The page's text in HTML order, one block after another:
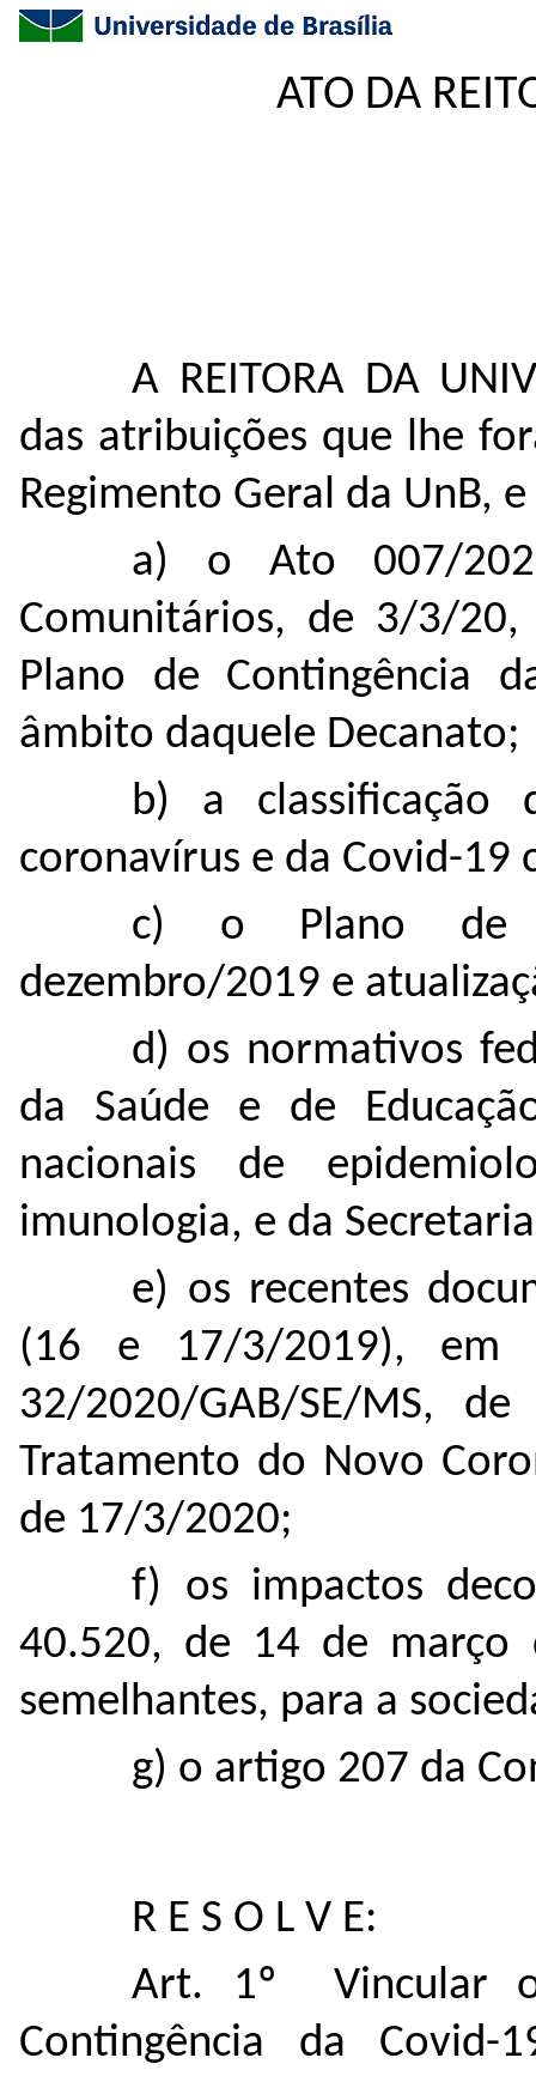
ATO DA
A REITORA DA
das atribuições que lhe
Regimento Geral da UnB,
a) o Ato 007/
Comunitários, de 3/3/
Plano de Contingência
âmbito daquele Decanato;
b) a classificação
coronavírus e da Covid-19
c) o Plano de
dezembro/2019 e
d) os normativos
da Saúde e de
nacionais de
imunologia, e da
e) os recentes
(16 e 17/3/2019), em
32/2020/GAB/SE/MS,
Tratamento do Novo
de 17/3/2020;
f) os impactos
40.520, de 14 de março
semelhantes, para a
g) o artigo 207 da
R E S O L V E:
Art. 1º Vincular
Contingência da Covid-